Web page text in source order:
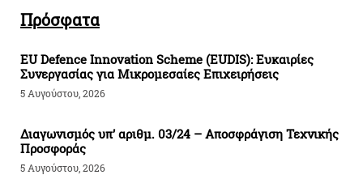
Πρόσφατα
EU Defence Innovation Scheme (EUDIS): Ευκαιρίες
Συνεργασίας για Μικρομεσαίες Επιχειρήσεις
5 Αυγούστου, 2026
Διαγωνισμός υπ’ αριθμ. 03/24 – Αποσφράγιση Τεχνικής
Προσφοράς
5 Αυγούστου, 2026